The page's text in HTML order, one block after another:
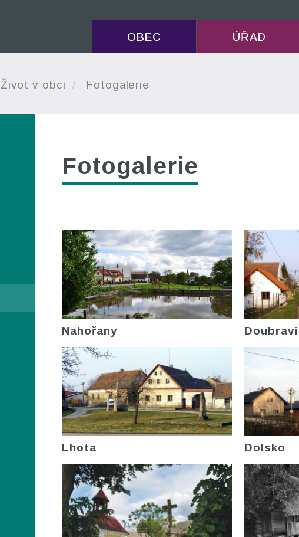
OBEC ÚŘAD
Život v obci Fotogalerie
Fotogalerie
Nahořany
Lhota Dolsko